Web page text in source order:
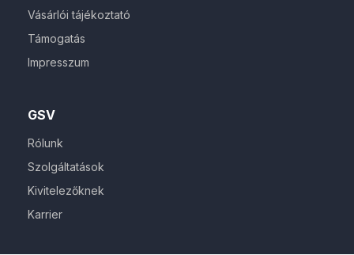
GSV
Rólunk
Szolgáltatások
Kivitelezőknek
Karrier
Vásárlói tájékoztató
Támogatás
Impresszum